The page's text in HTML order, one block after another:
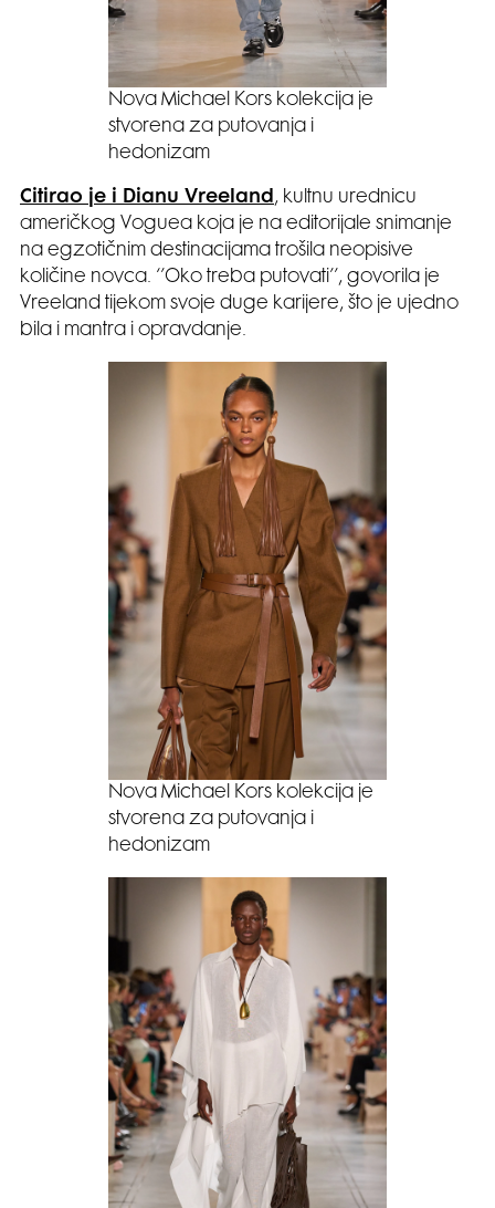
Nova Michael Kors kolekcija je
stvorena za putovanja i
hedonizam
Citirao je i Dianu Vreeland, kultnu urednicu
američkog Voguea koja je na editorijale snimanje
na egzotičnim destinacijama trošila neopisive
količine novca. ‘’Oko treba putovati’’, govorila je
Vreeland tijekom svoje duge karijere, što je ujedno
bila i mantra i opravdanje.
Nova Michael Kors kolekcija je
stvorena za putovanja i
hedonizam